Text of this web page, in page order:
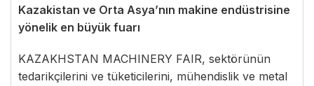
Kazakistan ve Orta Asya’nın makine endüstrisine
yönelik en büyük fuarı
KAZAKHSTAN MACHINERY FAIR, sektörünün
tedarikçilerini ve tüketicilerini, mühendislik ve metal